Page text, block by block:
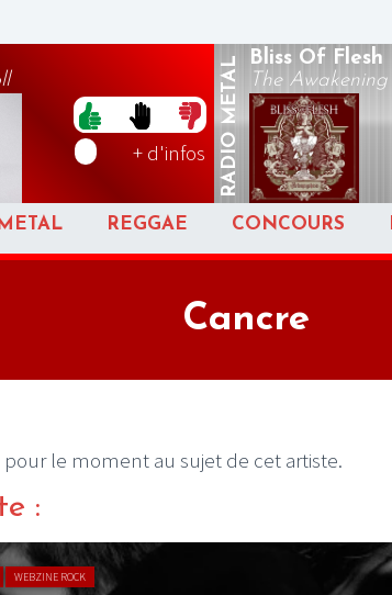
+ d'infos RADIO
METAL Bliss Of Flesh
The Awakening
METAL REGGAE CONCOURS
Cancre
le moment au sujet de cet artiste.
:
WEBZINE ROCK